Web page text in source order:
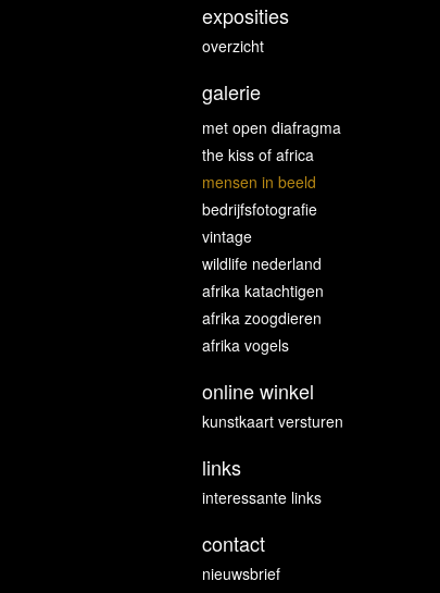
exposities
overzicht
galerie
met open diafragma
the kiss of africa
mensen in beeld
bedrijfsfotografie
vintage
wildlife nederland
afrika katachtigen
afrika zoogdieren
afrika vogels
online winkel
kunstkaart versturen
links
interessante links
contact
nieuwsbrief